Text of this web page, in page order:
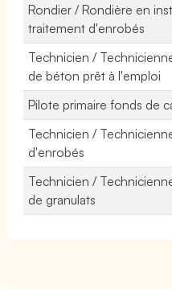
Rondier / Rondière en
traitement d'enrobés
Technicien /
de béton prêt à l'emploi
Pilote primaire fonds de
Technicien /
d'enrobés
Technicien /
de granulats